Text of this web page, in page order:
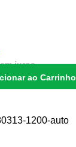
juros
ao Carrinho